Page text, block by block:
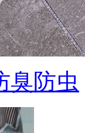
臭防虫